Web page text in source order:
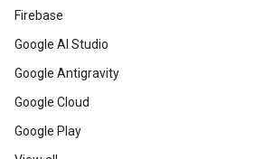
Firebase
Google AI Studio
Google Antigravity
Google Cloud
Google Play